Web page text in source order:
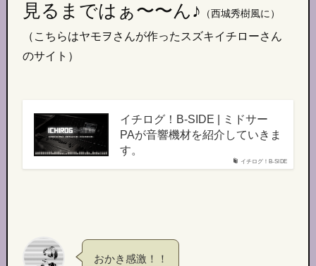
見るまではぁ〜〜ん♪ （西城秀樹風に）
（こちらはヤモヲさんが作ったスズキイチローさん
のサイト）
イチログ！B-SIDE
イチログ！B-SIDE | ミドサー
PAが音響機材を紹介していきま
す。
おかき感激！！